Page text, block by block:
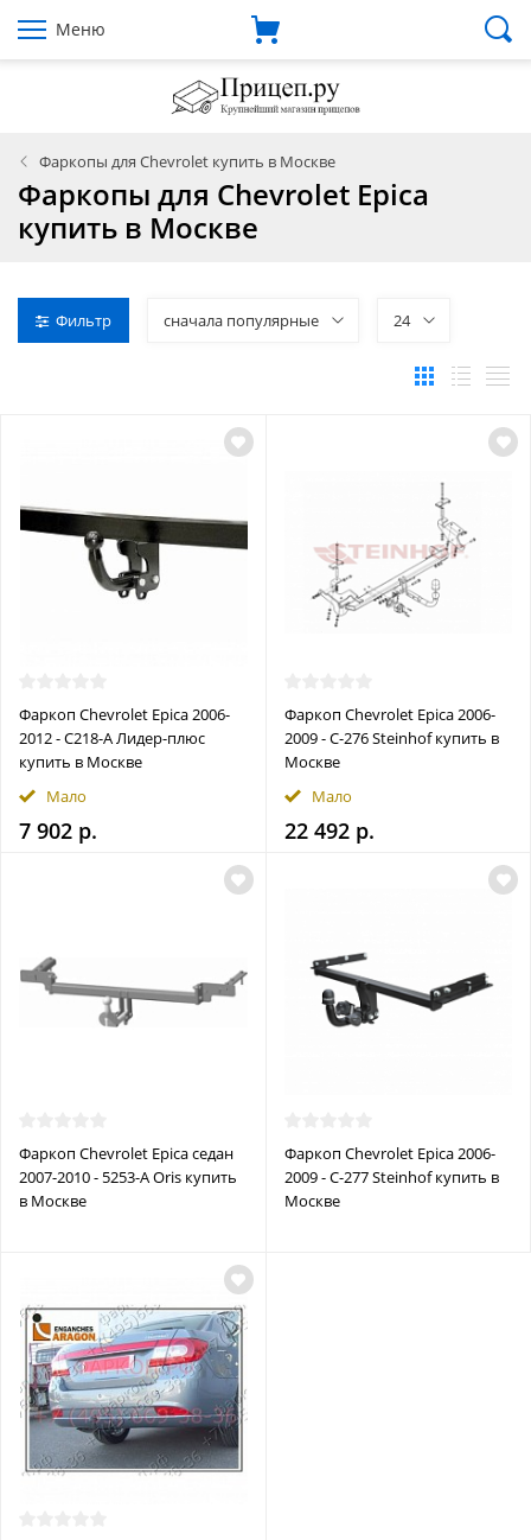
Меню
Фаркопы для Chevrolet купить в Москве
Фаркопы для Chevrolet Epica
купить в Москве
Фильтр сначала популярные 24
Фаркоп Chevrolet Epica 2006-
2012 - C218-A Лидер-плюс
купить в Москве
Мало
7 902 р.
Фаркоп Chevrolet Epica 2006-
2009 - C-276 Steinhof купить в
Москве
Мало
22 492 р.
Фаркоп Chevrolet Epica седан
2007-2010 - 5253-A Oris купить
в Москве
Фаркоп Chevrolet Epica 2006-
2009 - C-277 Steinhof купить в
Москве